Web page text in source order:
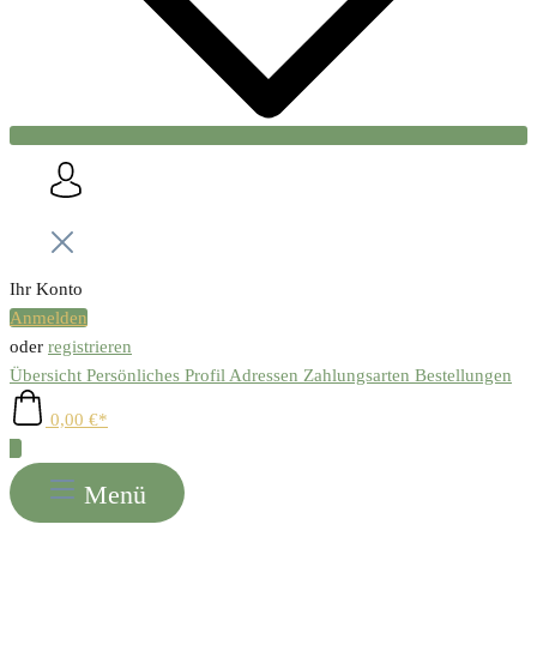
Ihr Konto
Anmelden
oder registrieren
Übersicht Persönliches ProfilAdressen Zahlungsarten Bestellungen
0,00 €*
Menü